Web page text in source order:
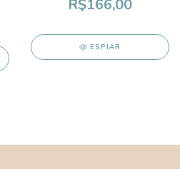
R$166,00
ESPIAR